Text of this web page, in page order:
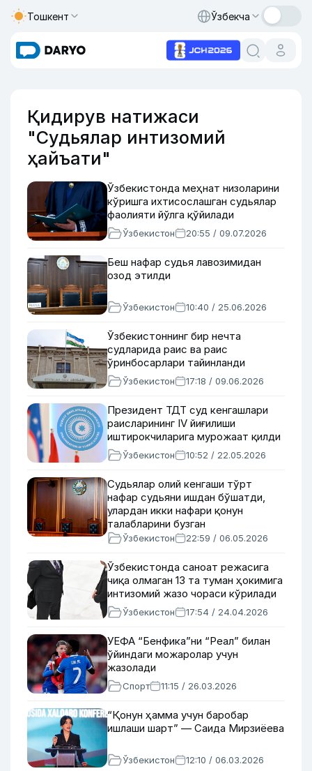
Тошкент Ўзбекча
Қидирув натижаси
"Судьялар интизомий
ҳайъати"
Ўзбекистонда меҳнат низоларини
кўришга ихтисослашган судьялар
фаолияти йўлга қўйилади
Ўзбекистон 20:55 / 09.07.2026
Беш нафар судья лавозимидан
озод этилди
Ўзбекистон 10:40 / 25.06.2026
Ўзбекистоннинг бир нечта
судларида раис ва раис
ўринбосарлари тайинланди
Ўзбекистон 17:18 / 09.06.2026
Президент ТДТ суд кенгашлари
раисларининг IV йиғилиши
иштирокчиларига мурожаат қилди
Ўзбекистон 10:52 / 22.05.2026
Судьялар олий кенгаши тўрт
нафар судьяни ишдан бўшатди,
улардан икки нафари қонун
талабларини бузган
Ўзбекистон 22:59 / 06.05.2026
Ўзбекистонда саноат режасига
чиқа олмаган 13 та туман ҳокимига
интизомий жазо чораси кўрилади
Ўзбекистон 17:54 / 24.04.2026
УЕФА “Бенфика”ни “Реал” билан
ўйиндаги можаролар учун
жазолади
Спорт 11:15 / 26.03.2026
“Қонун ҳамма учун баробар
ишлаши шарт” — Саида Мирзиёева
Ўзбекистон 12:10 / 06.03.2026